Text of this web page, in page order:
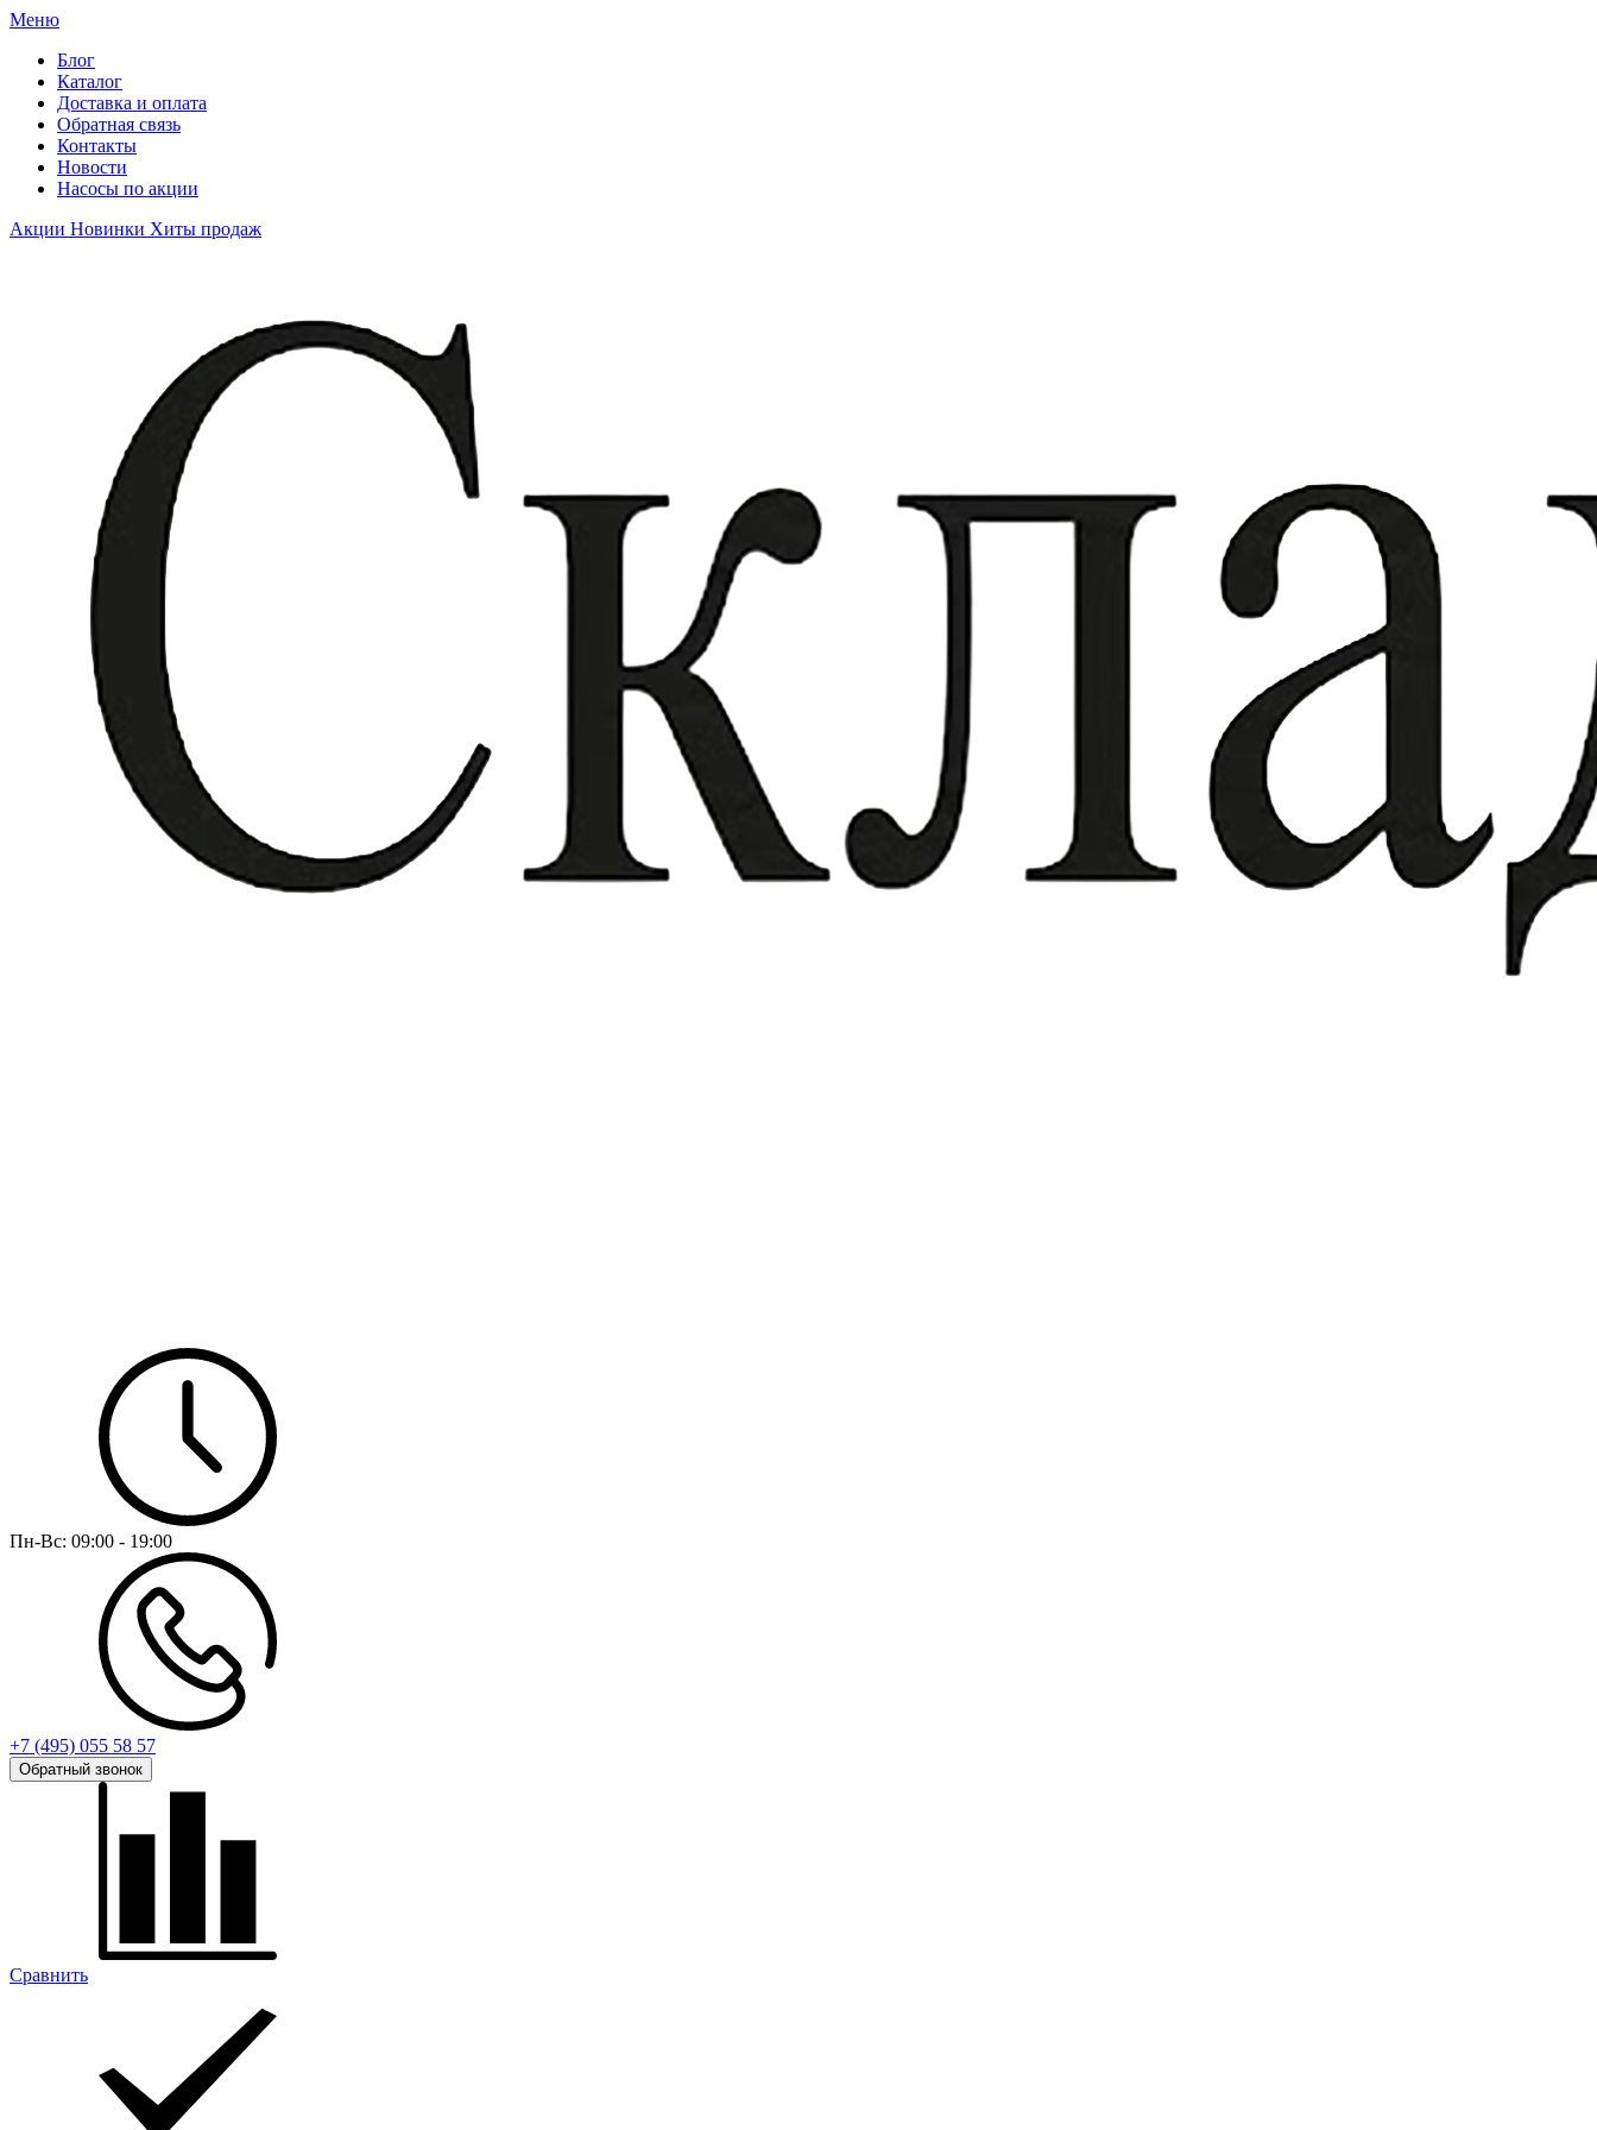
Меню
Блог
Каталог
Доставка и оплата
Обратная связь
Контакты
Новости
Насосы по акции
Акции Новинки Хиты продаж
Пн-Вс: 09:00 - 19:00
+7 (495) 055 58 57
Обратный звонок
Сравнить